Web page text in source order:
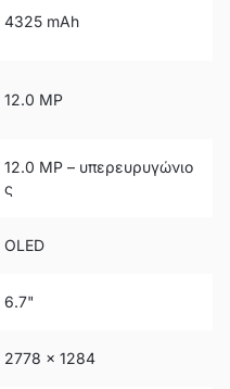
4325 mAh
12.0 MP
12.0 MP – υπερευρυγώνιο
ς
OLED
6.7"
2778 x 1284